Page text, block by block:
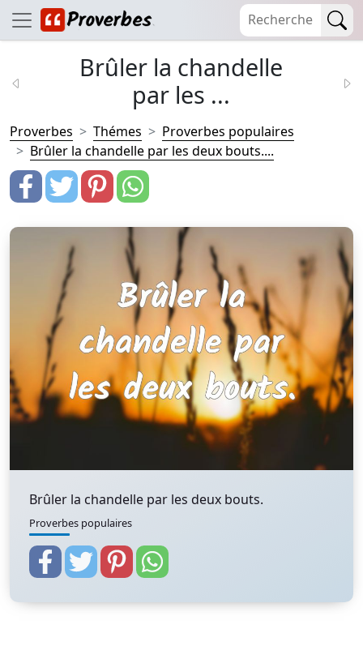
Brûler la chandelle
par les ...
Proverbes Thémes
Proverbes populaires
Brûler la chandelle par les deux bouts....
Brûler la chandelle par les deux bouts.
Proverbes populaires